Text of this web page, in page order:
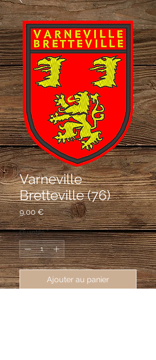
Varneville
Bretteville (76)
9,00 €Prix
Quantité *
Ajouter au panier